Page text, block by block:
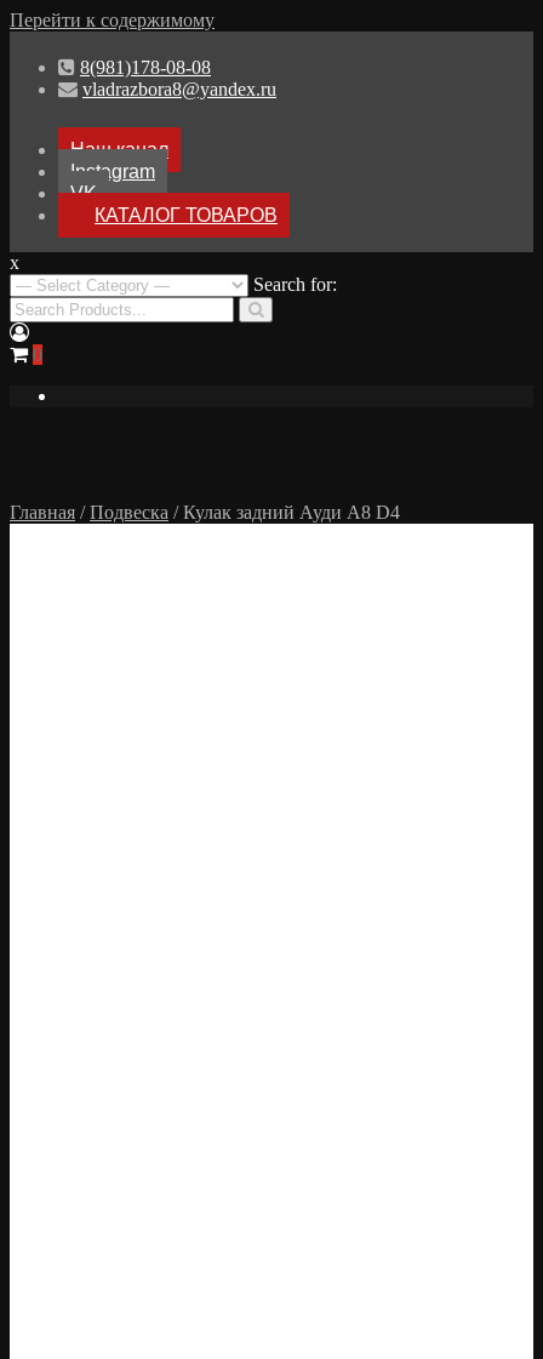
Перейти к содержимому
8(981)178-08-08
vladrazbora8@yandex.ru
Наш канал
Instagram
VK
КАТАЛОГ ТОВАРОВ
Разбор Ауди А8
Разборка Audi A8 D3
x
Search for:
0
Главная /Подвеска / Кулак задний Ауди А8 D4